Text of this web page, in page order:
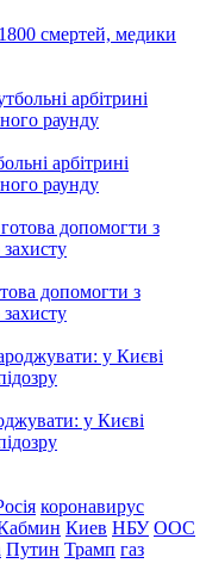
смертей, медики
арбітрині
раунду
допомогти з
у Києві
коронавирус
Киев НБУ ООС
Путин Трамп газ